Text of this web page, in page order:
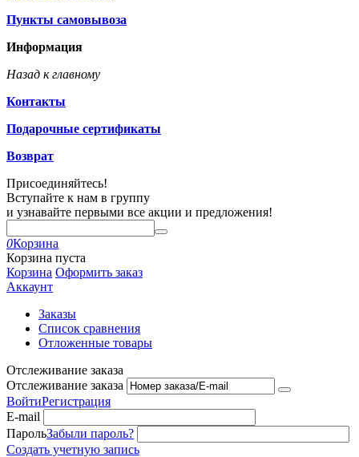
Пункты самовывоза
Информация
Назад к главному
Контакты
Подарочные сертификаты
Возврат
Присоединяйтесь!
Вступайте к нам в группу
и узнавайте первыми все акции и предложения!
0Корзина
Корзина пуста
Корзина Оформить заказ
Аккаунт
Заказы
Список сравнения
Отложенные товары
Отслеживание заказа
Отслеживание заказа
ВойтиРегистрация
E-mail
ПарольЗабыли пароль?
Создать учетную запись